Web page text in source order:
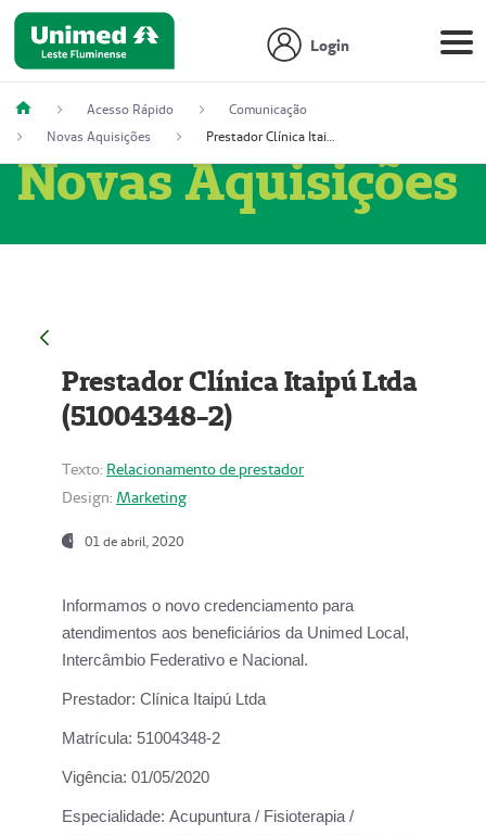
Login
Acesso Rápido
Comunicação
Novas Aquisições
Prestador Clínica Itaipú Ltda (51004348-2)
Novas Aquisições
Prestador Clínica Itaipú Ltda
(51004348-2)
Texto: Relacionamento de prestador
Design: Marketing
01 de abril, 2020
Informamos o novo credenciamento para
atendimentos aos beneficiários da Unimed Local,
Intercâmbio Federativo e Nacional.
Prestador: Clínica Itaipú Ltda
Matrícula: 51004348-2
Vigência: 01/05/2020
Especialidade: Acupuntura / Fisioterapia /